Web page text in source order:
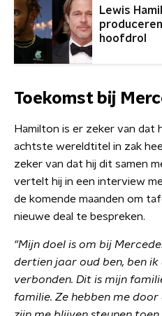
Lewis
hoofdrol
Toekomst bij
Hamilton is er zeker van dat
achtste wereldtitel in zak
zeker van dat hij dit samen
vertelt hij in een interview
de komende maanden om
nieuwe deal te bespreken.
"Mijn doel is om bij
dertien jaar oud ben, ben
verbonden. Dit is mijn
familie. Ze hebben me door